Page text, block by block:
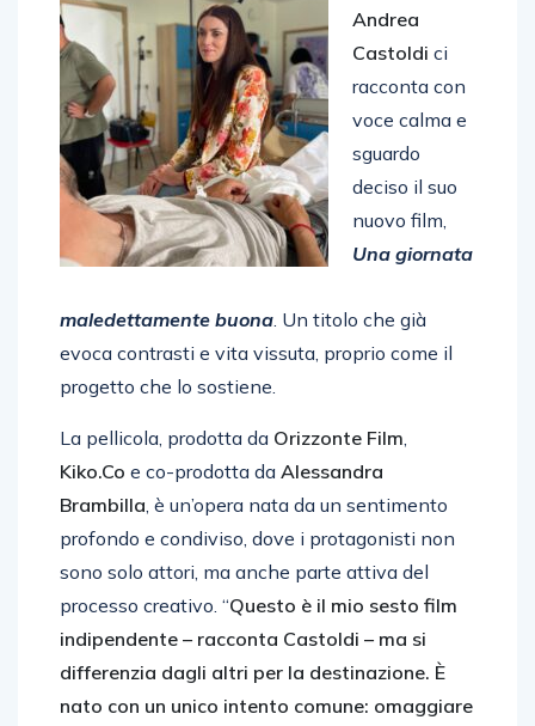
Andrea
Castoldi ci
racconta con
voce calma e
sguardo
deciso il suo
nuovo film,
Una giornata
maledettamente buona. Un titolo che già
evoca contrasti e vita vissuta, proprio come il
progetto che lo sostiene.
La pellicola, prodotta da Orizzonte Film,
Kiko.Co e co-prodotta da Alessandra
Brambilla, è un’opera nata da un sentimento
profondo e condiviso, dove i protagonisti non
sono solo attori, ma anche parte attiva del
processo creativo. “Questo è il mio sesto film
indipendente – racconta Castoldi – ma si
differenzia dagli altri per la destinazione. È
nato con un unico intento comune: omaggiare